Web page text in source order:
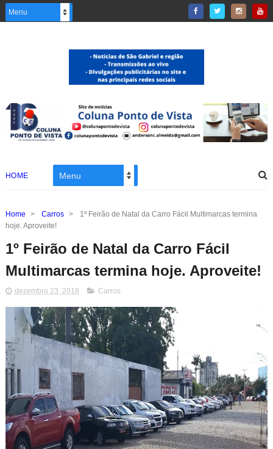
HOME
Home > Carros >
1º Feirão de Natal da Carro Fácil Multimarcas termina
hoje. Aproveite!
1º Feirão de Natal da Carro Fácil
Multimarcas termina hoje. Aproveite!
dezembro 23, 2018 Carros